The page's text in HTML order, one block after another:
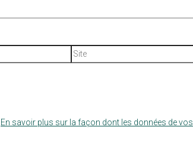
Site
En savoir plus sur la façon dont les données de vos